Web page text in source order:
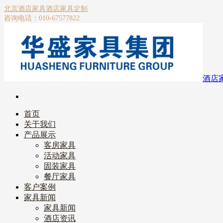
北京酒店家具酒店家具定制
咨询电话：010-67577822
酒店
首页
关于我们
产品展示
客房家具
活动家具
固装家具
餐厅家具
客户案例
家具新闻
家具新闻
酒店资讯